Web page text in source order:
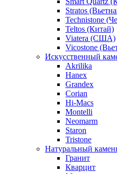
Stratos
Technistone
Teltos (Китай)
Viatera (США)
Vicostone
Искусственный
Akrilika
Hanex
Grandex
Corian
Hi-Macs
Montelli
Neomarm
Staron
Tristone
Натуральный
Гранит
Кварцит